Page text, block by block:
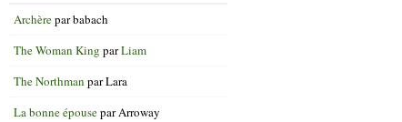
Archèreparbabach
The Woman King parLiam
The Northman parLara
La bonne épouseparArroway